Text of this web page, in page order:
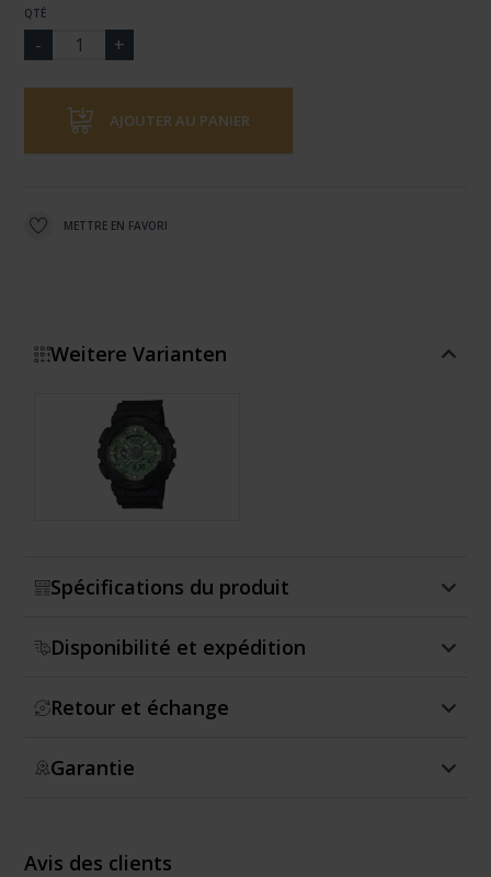
QTÉ
AJOUTER AU PANIER
METTRE EN FAVORI
Weitere Varianten
Spécifications du produit
Disponibilité et expédition
Retour et échange
Garantie
Avis des clients